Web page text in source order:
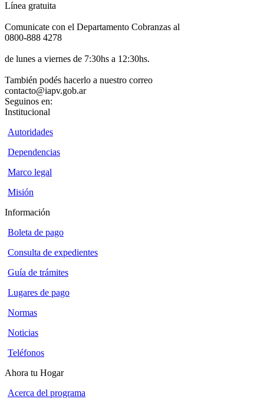
Línea gratuita
Comunicate con el Departamento Cobranzas al
0800-888 4278
de lunes a viernes de 7:30hs a 12:30hs.
También podés hacerlo a nuestro correo
contacto@iapv.gob.ar
Seguinos en:
Institucional
Autoridades
Dependencias
Marco legal
Misión
Información
Boleta de pago
Consulta de expedientes
Guía de trámites
Lugares de pago
Normas
Noticias
Teléfonos
Ahora tu Hogar
Acerca del programa